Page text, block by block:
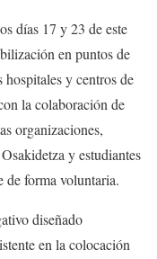
días 17 y 23 de este
en puntos de
y centros de
la colaboración de
organizaciones,
y estudiantes
de forma voluntaria.
diseñado
en la colocación